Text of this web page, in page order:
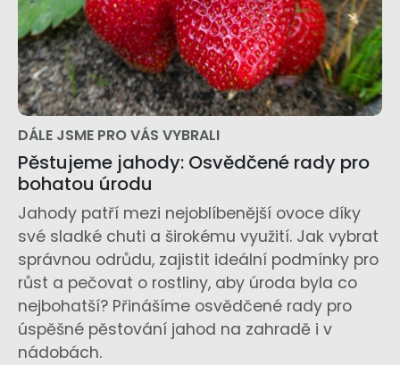
DÁLE JSME PRO VÁS VYBRALI
Pěstujeme jahody: Osvědčené rady pro
bohatou úrodu
Jahody patří mezi nejoblíbenější ovoce díky
své sladké chuti a širokému využití. Jak vybrat
správnou odrůdu, zajistit ideální podmínky pro
růst a pečovat o rostliny, aby úroda byla co
nejbohatší? Přinášíme osvědčené rady pro
úspěšné pěstování jahod na zahradě i v
nádobách.